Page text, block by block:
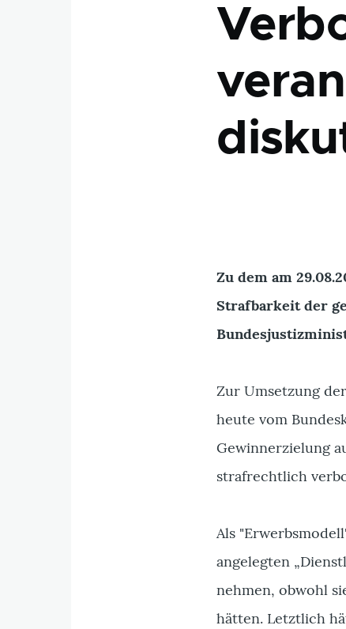
Zu dem am
Strafbarkeit der
Zur Umsetzung
heute vom
Gewinnerzielung
strafrechtlich
Als
angelegten
nehmen, obwohl
hätten. Letztlich